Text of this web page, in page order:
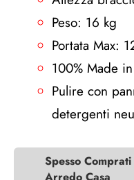
Peso: 16 kg
Portata Max:
100% Made
Pulire con
detergenti
Spesso